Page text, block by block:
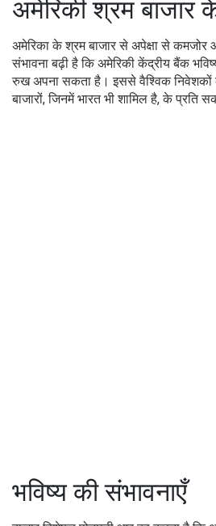
अमेरिकी श्रम
अमेरिका के श्रम बाजार से अपेक्षा से
संभावना बढ़ी है कि अमेरिकी केंद्रीय बैंक
रुख अपना सकता है। इससे वैश्विक निवेशकों
बाजारों, जिनमें भारत भी शामिल है, के प्रति
भविष्य की संभावनाएँ